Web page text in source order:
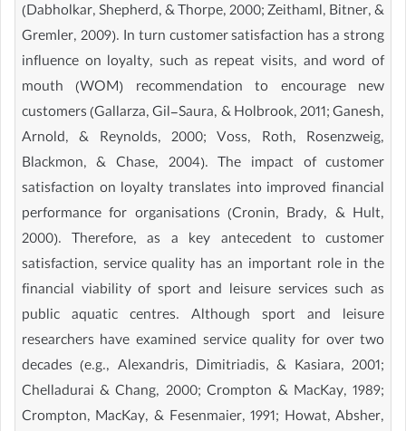
(Dabholkar, Shepherd, & Thorpe, 2000; Zeithaml, Bitner, &
Gremler, 2009). In turn customer satisfaction has a strong
influence on loyalty, such as repeat visits, and word of
mouth (WOM) recommendation to encourage new
customers (Gallarza, Gil-Saura, & Holbrook, 2011; Ganesh,
Arnold, & Reynolds, 2000; Voss, Roth, Rosenzweig,
Blackmon, & Chase, 2004). The impact of customer
satisfaction on loyalty translates into improved financial
performance for organisations (Cronin, Brady, & Hult,
2000). Therefore, as a key antecedent to customer
satisfaction, service quality has an important role in the
financial viability of sport and leisure services such as
public aquatic centres. Although sport and leisure
researchers have examined service quality for over two
decades (e.g., Alexandris, Dimitriadis, & Kasiara, 2001;
Chelladurai & Chang, 2000; Crompton & MacKay, 1989;
Crompton, MacKay, & Fesenmaier, 1991; Howat, Absher,